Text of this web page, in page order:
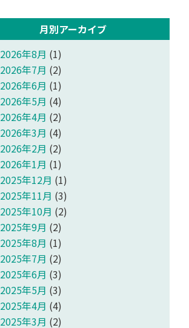
月別アーカイブ
2026年8月 (1)
2026年7月 (2)
2026年6月 (1)
2026年5月 (4)
2026年4月 (2)
2026年3月 (4)
2026年2月 (2)
2026年1月 (1)
2025年12月 (1)
2025年11月 (3)
2025年10月 (2)
2025年9月 (2)
2025年8月 (1)
2025年7月 (2)
2025年6月 (3)
2025年5月 (3)
2025年4月 (4)
2025年3月 (2)